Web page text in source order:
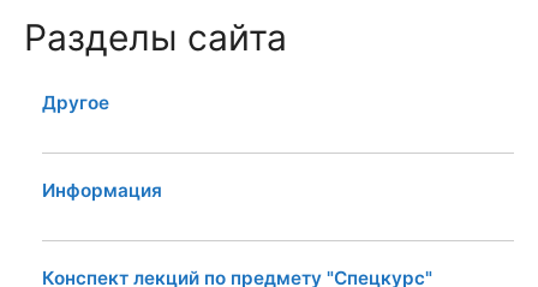
Разделы сайта
Другое
Информация
Конспект лекций по предмету "Спецкурс"